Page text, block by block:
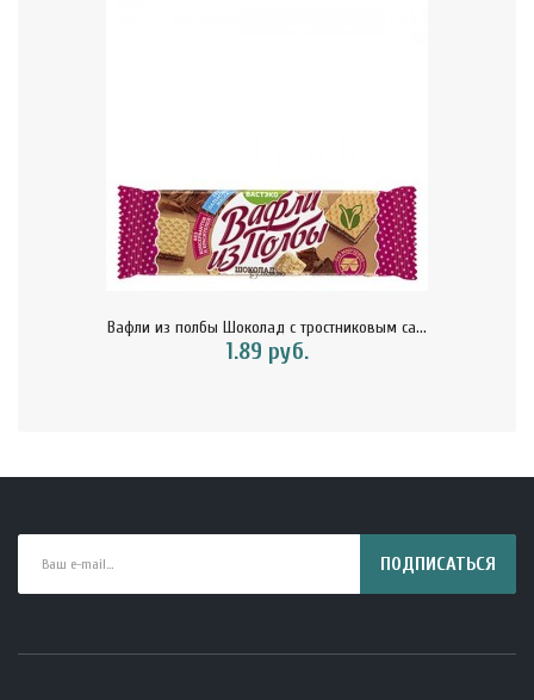
Вафли из полбы Шоколад с тростниковым са...
1.89 руб.
ПОДПИСАТЬСЯ